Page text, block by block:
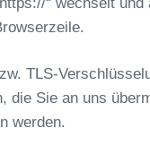
TLS-
die Sie an uns
werden.